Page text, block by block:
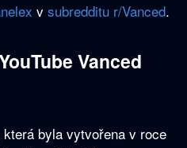
v subredditu r/Vanced.
Vanced
která byla vytvořena v roce